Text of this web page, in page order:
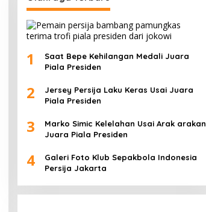
1
Saat Bepe Kehilangan Medali Juara
Piala Presiden
2
Jersey Persija Laku Keras Usai Juara
Piala Presiden
3
Marko Simic Kelelahan Usai Arak arakan
Juara Piala Presiden
4
Galeri Foto Klub Sepakbola Indonesia
Persija Jakarta